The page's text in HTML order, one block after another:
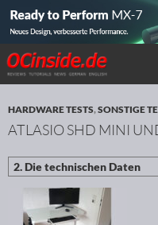
Redaktion ocinside.de
Suchen
ZUM INHALT SPRINGEN
HARDWARE TESTS,SONSTIGE
ATLASIO SHD MINI